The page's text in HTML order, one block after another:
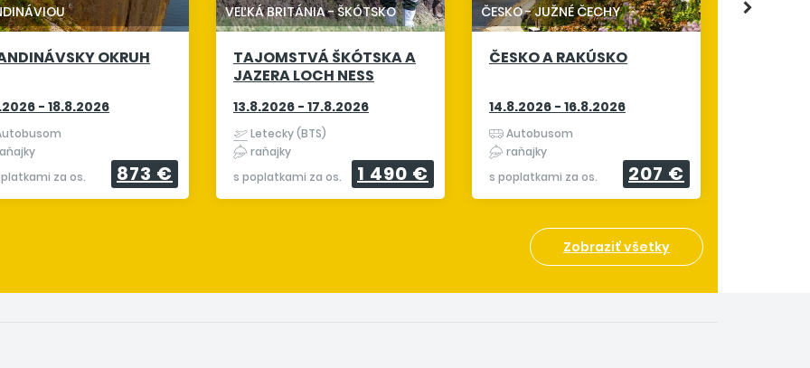
OKRUH
- 18.8.2026
za os.
873 €
VEĽKÁ BRITÁNIA-ŠKÓTSKO
TAJOMSTVÁ ŠKÓTSKA A
JAZERA LOCH NESS
13.8.2026 - 17.8.2026
Letecky (BTS)
raňajky
s poplatkami za os.
1 490 €
ČESKO-JUŽNÉ ČECHY
ČESKO A RAKÚSKO
14.8.2026 - 16.8.2026
Autobusom
raňajky
s poplatkami za os.
207 €
Zobraziť všetky